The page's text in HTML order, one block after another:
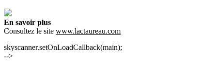
En savoir plus
Consultez le site www.lactaureau.com
skyscanner.setOnLoadCallback(main);
-->